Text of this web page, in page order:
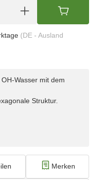
(DE - Ausland
Wasser mit dem
Struktur.
Merken